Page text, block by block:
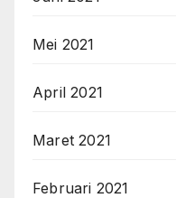
Mei 2021
April 2021
Maret 2021
Februari 2021